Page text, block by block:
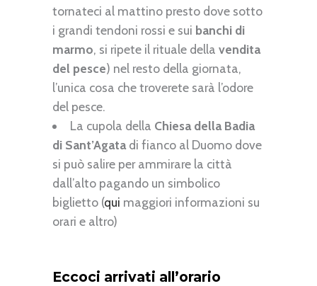
tornateci al mattino presto dove sotto
i grandi tendoni rossi e sui banchi di
marmo, si ripete il rituale della vendita
del pesce) nel resto della giornata,
l’unica cosa che troverete sarà l’odore
del pesce.
La cupola della Chiesa della Badia
di Sant’Agatadi fianco al Duomo dove
si può salire per ammirare la città
dall’alto pagando un simbolico
biglietto (qui maggiori informazioni su
orari e altro)
Eccoci arrivati all’orario